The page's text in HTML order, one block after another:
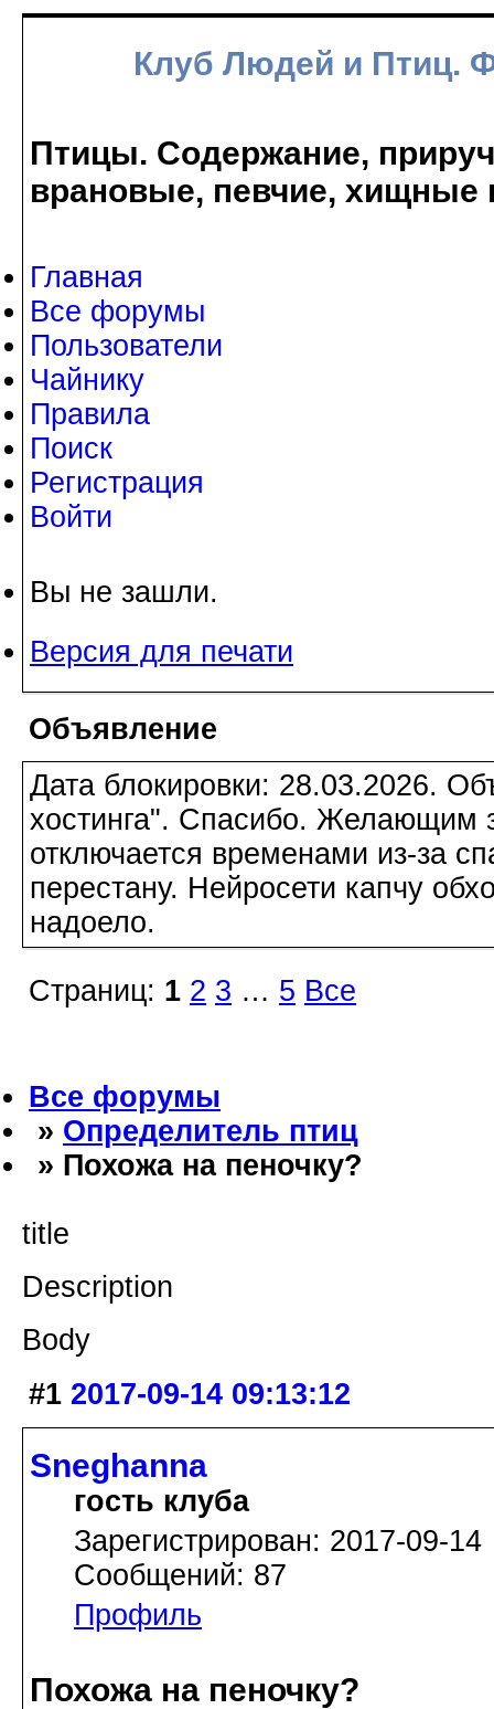
Клуб Людей и Птиц.
Птицы. Содержание,
врановые, певчие, хищные
Главная
Все форумы
Пользователи
Чайнику
Правила
Поиск
Регистрация
Войти
Вы не зашли.
Версия для печати
Объявление
Дата блокировки: 28.03.2026.
хостинга". Спасибо. Желающим
отключается временами из-за
перестану. Нейросети капчу
надоело.
Страниц: 1 2 3 … 5 Все
Все форумы
» Определитель птиц
» Похожа на пеночку?
title
Description
Body
#1 2017-09-14 09:13:12
Sneghanna
гость клуба
Зарегистрирован: 2017-09-14
Сообщений: 87
Профиль
Похожа на пеночку?